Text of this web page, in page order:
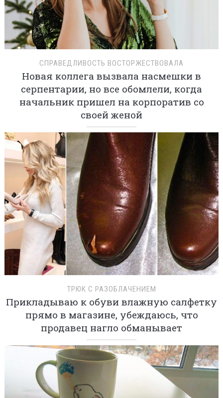
СПРАВЕДЛИВОСТЬ ВОСТОРЖЕСТВОВАЛА
Новая коллега вызвала насмешки в
серпентарии, но все обомлели, когда
начальник пришел на корпоратив со
своей женой
ТРЮК С РАЗОБЛАЧЕНИЕМ
Прикладываю к обуви влажную салфетку
прямо в магазине, убеждаюсь, что
продавец нагло обманывает